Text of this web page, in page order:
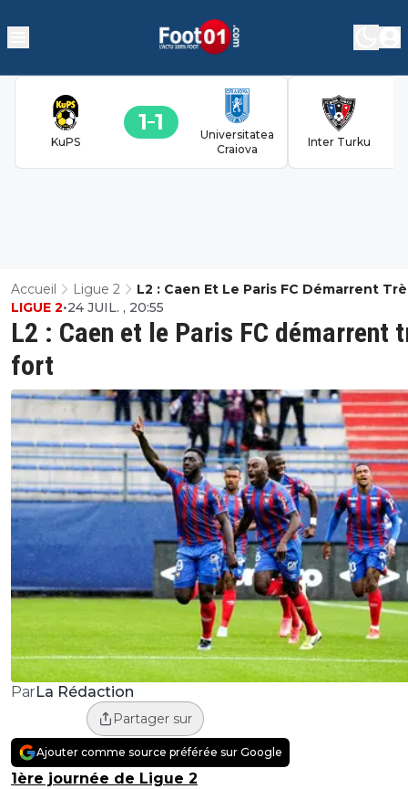
KuPS
1 1
Universitatea
Craiova
Inter Turku
Accueil Ligue 2 L2 : Caen Et Le Paris FC Démarrent
L2 : Caen et le Paris FC démarrent
fort
LIGUE 2•24 JUIL. , 20:55
ParLa Rédaction
Partager sur
Ajouter comme source préférée sur Google
1ère journée de Ligue 2